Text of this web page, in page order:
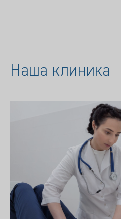
Наша клиника